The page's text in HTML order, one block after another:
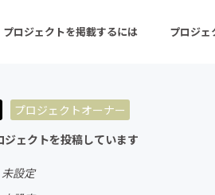
プロジェクトを掲載するには プロジェ
注目の新着プロジェクト
プロジェクトオーナー
ェクトを投稿しています
設定